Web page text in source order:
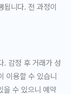
됩니다. 전 과정이
. 감정 후 거래가 성
이용할 수 있습니
을 수 있으니 예약